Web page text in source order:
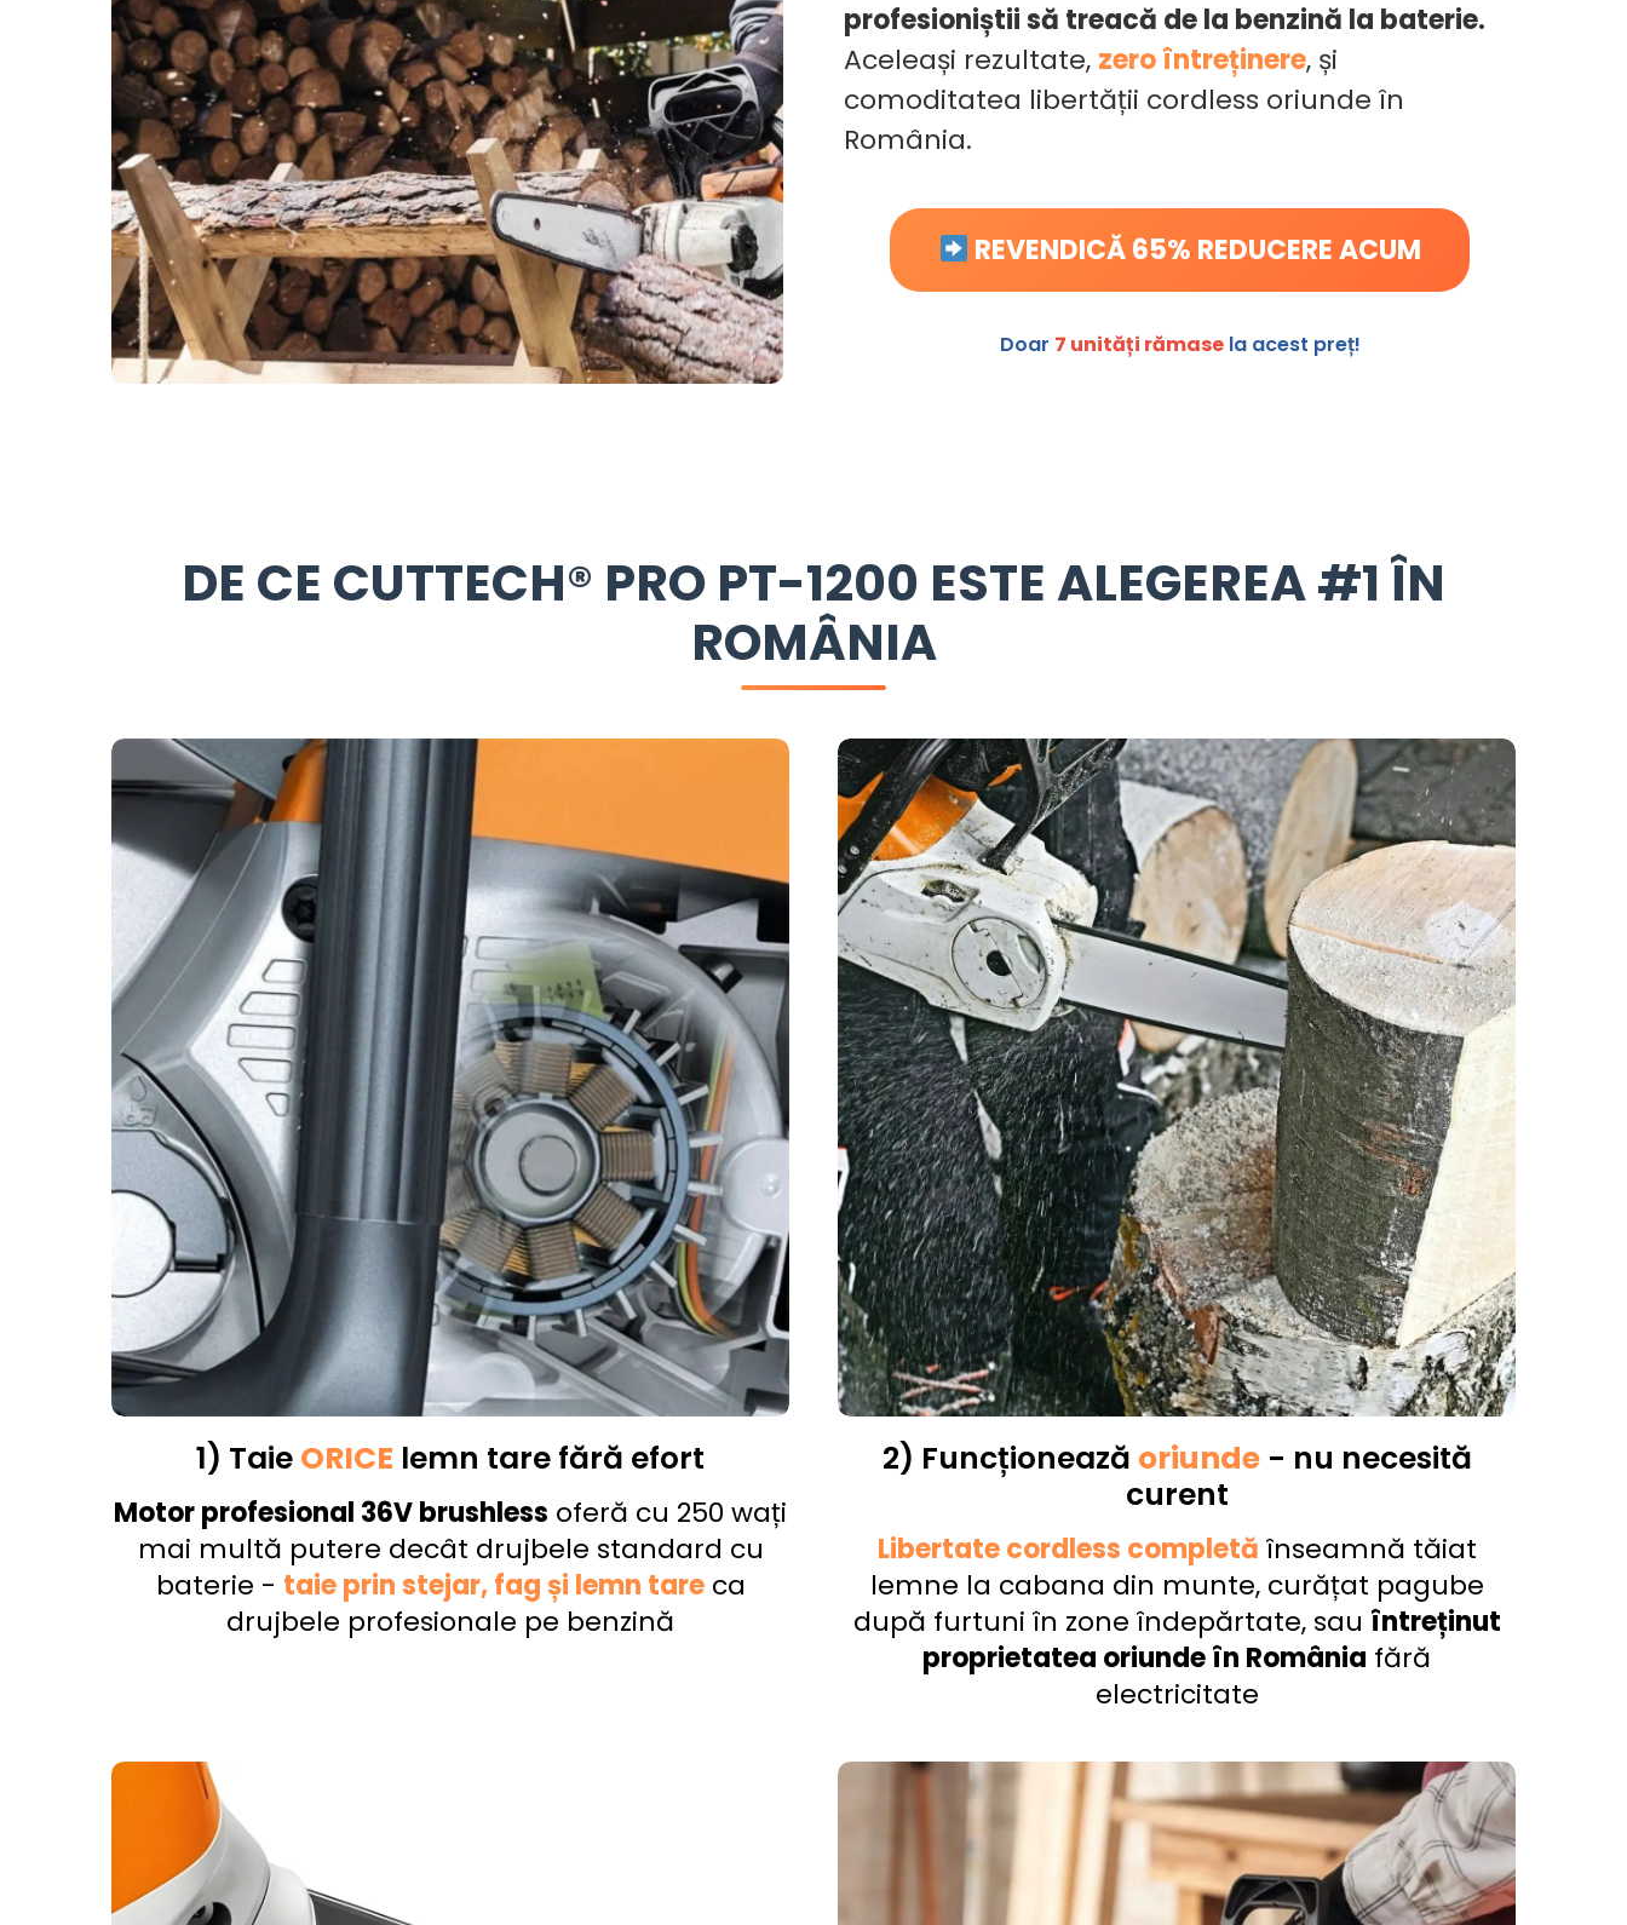
profesioniștii să treacă de la benzină la baterie.
Aceleași rezultate, zero întreținere, și
comoditatea libertății cordless oriunde în
România.
REVENDICĂ 65% REDUCERE ACUM
Doar 7 unități rămasela acest preț!
DE CE CUTTECH® PRO PT-1200 ESTE ALEGEREA #1 ÎN
ROMÂNIA
1) Taie ORICE lemn tare fără efort
Motor profesional 36V brushless oferă cu 250 wați
mai multă putere decât drujbele standard cu
baterie - taie prin stejar, fag și lemn tareca
drujbele profesionale pe benzină
2) Funcționează oriunde- nu necesită
curent
Libertate cordless completă înseamnă tăiat
lemne la cabana din munte, curățat pagube
după furtuni în zone îndepărtate, sau întreținut
proprietatea oriunde în România fără
electricitate